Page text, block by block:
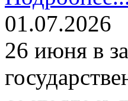
01.07.2026
26 июня в